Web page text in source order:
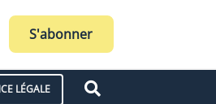
S'abonner
LÉGALE